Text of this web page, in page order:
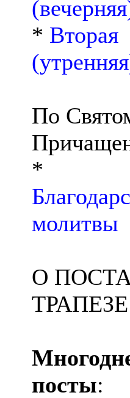
* Вторая
По
*
молитвы
О
посты: